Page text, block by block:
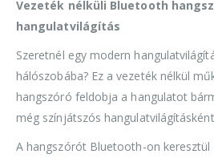
Vezeték nélküli Bluetooth
hangulatvilágítás
Szeretnél egy modern
hálószobába? Ez a vezeték nélkül
hangszóró feldobja a hangulatot
még színjátszós
A hangszórót Bluetooth-on keresztül